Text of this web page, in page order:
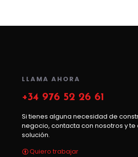
LLAMA AHORA
+34 976 52 26 61
Si tienes alguna necesidad de
negocio, contacta con nosotros y
solución.
Quiero trabajar